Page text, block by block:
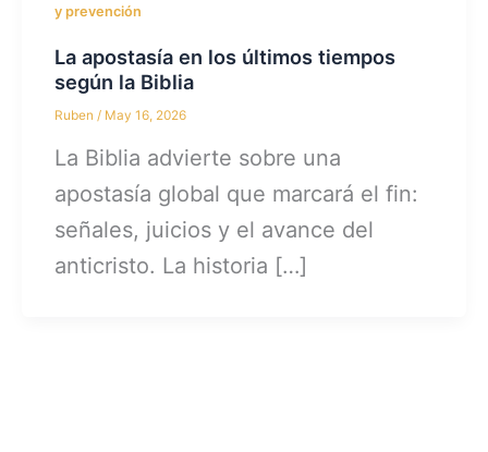
y prevención
La apostasía en los últimos tiempos
según la Biblia
Ruben/ May 16, 2026
La Biblia advierte sobre una
apostasía global que marcará el fin:
señales, juicios y el avance del
anticristo. La historia […]